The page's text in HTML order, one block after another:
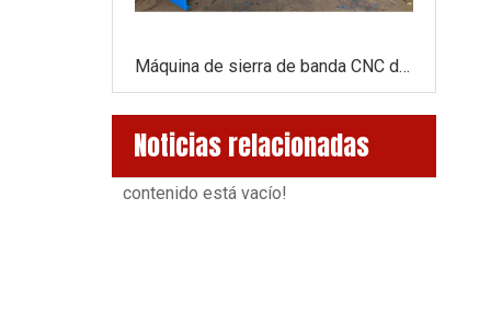
Máquina de sierra de banda CNC de GNC4250 con alimentador automático
Noticias relacionadas
contenido está vacío!